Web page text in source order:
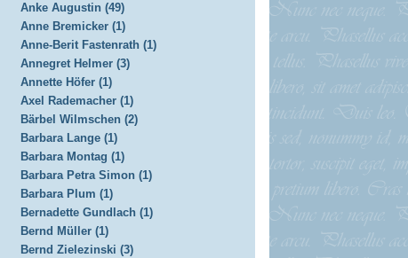
Anke Augustin (49)
Anne Bremicker (1)
Anne-Berit Fastenrath (1)
Annegret Helmer (3)
Annette Höfer (1)
Axel Rademacher (1)
Bärbel Wilmschen (2)
Barbara Lange (1)
Barbara Montag (1)
Barbara Petra Simon (1)
Barbara Plum (1)
Bernadette Gundlach (1)
Bernd Müller (1)
Bernd Zielezinski (3)